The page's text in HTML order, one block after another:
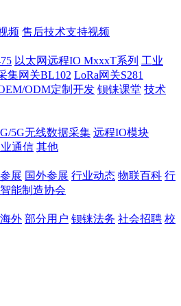
频 售后技术支持视频
以太网远程IO MxxxT系列 工业
集网关BL102 LoRa网关S281
ODM定制开发 钡铼课堂 技术
5G无线数据采集 远程IO模块
通信 其他
展 国外参展 行业动态 物联百科 行
智能制造协会
外 部分用户 钡铼法务 社会招聘 校